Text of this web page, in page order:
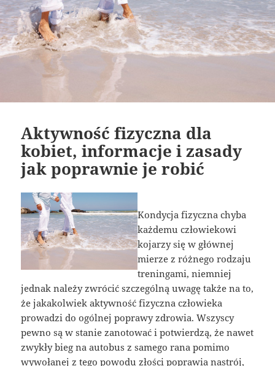
Aktywność fizyczna dla
kobiet, informacje i zasady
jak poprawnie je robić
Kondycja fizyczna chyba
każdemu człowiekowi
kojarzy się w głównej
mierze z różnego rodzaju
treningami, niemniej
jednak należy zwrócić szczególną uwagę także na to,
że jakakolwiek aktywność fizyczna człowieka
prowadzi do ogólnej poprawy zdrowia. Wszyscy
pewno są w stanie zanotować i potwierdzą, że nawet
zwykły bieg na autobus z samego rana pomimo
wywołanej z tego powodu złości poprawia nastrój,